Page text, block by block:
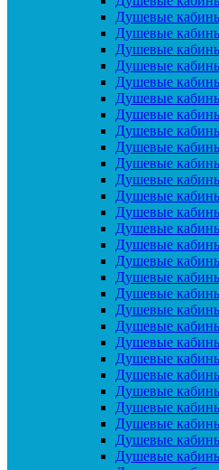
Душевые
Душевые
Душевые
Душевые
Душевые
Душевые
Душевые
Душевые
Душевые
Душевые
Душевые
Душевые
Душевые
Душевые
Душевые
Душевые
Душевые
Душевые
Душевые
Душевые
Душевые
Душевые
Душевые
Душевые
Душевые
Душевые
Душевые
Душевые